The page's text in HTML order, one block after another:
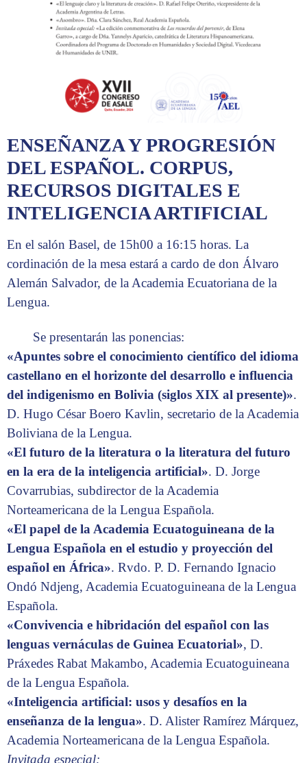
ENSEÑANZA Y PROGRESIÓN
DEL ESPAÑOL. CORPUS,
RECURSOS DIGITALES E
INTELIGENCIA ARTIFICIAL
En el salón Basel, de 15h00 a 16:15 horas. La
cordinación de la mesa estará a cardo de don Álvaro
Alemán Salvador, de la Academia Ecuatoriana de la
Lengua.
Se presentarán las ponencias:
«Apuntes sobre el conocimiento científico del idioma
castellano en el horizonte del desarrollo e influencia
del indigenismo en Bolivia (siglos XIX al presente)».
D. Hugo César Boero Kavlin, secretario de la Academia
Boliviana de la Lengua.
«El futuro de la literatura o la literatura del futuro
en la era de la inteligencia artificial». D. Jorge
Covarrubias, subdirector de la Academia
Norteamericana de la Lengua Española.
«El papel de la Academia Ecuatoguineana de la
Lengua Española en el estudio y proyección del
español en África». Rvdo. P. D. Fernando Ignacio
Ondó Ndjeng, Academia Ecuatoguineana de la Lengua
Española.
«Convivencia e hibridación del español con las
lenguas vernáculas de Guinea Ecuatorial», D.
Práxedes Rabat Makambo, Academia Ecuatoguineana
de la Lengua Española.
«Inteligencia artificial: usos y desafíos en la
enseñanza de la lengua». D. Alister Ramírez Márquez,
Academia Norteamericana de la Lengua Española.
Invitada especial: